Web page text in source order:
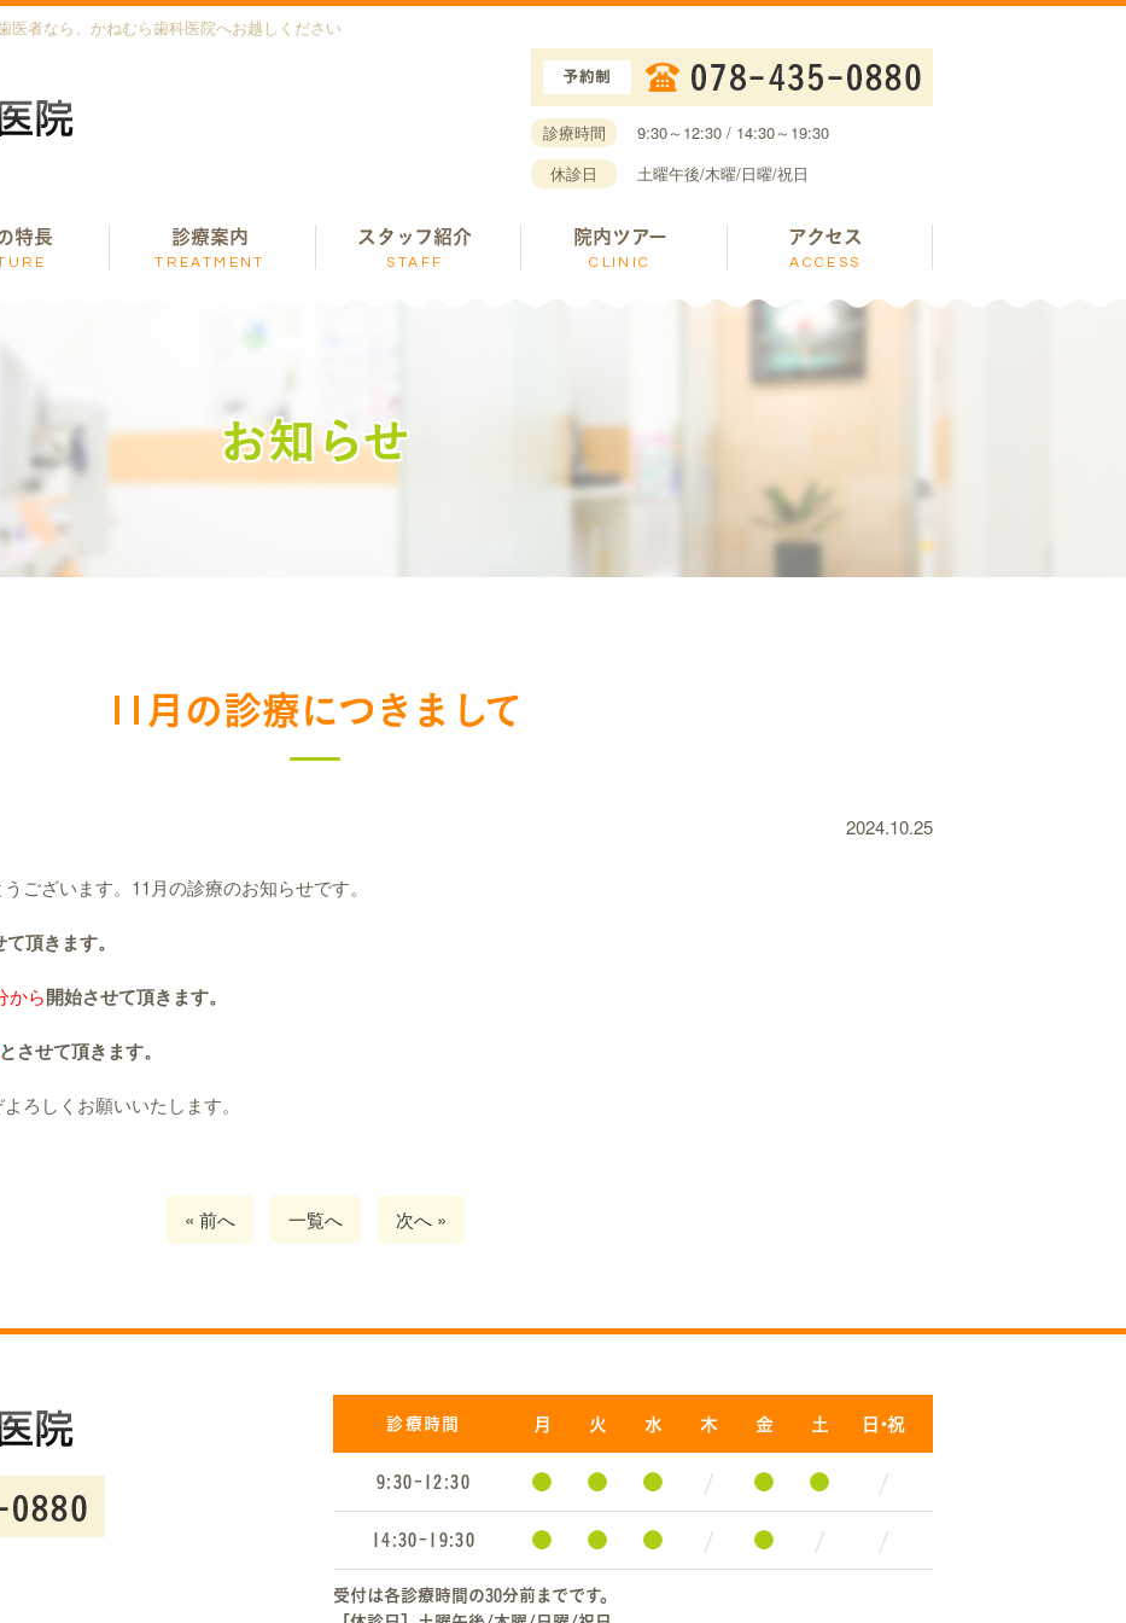
医者なら、かねむら歯科医院へお越しください
診療時間
9:30～12:30 / 14:30～19:30
休診日
土曜午後/木曜/日曜/祝日
特長 診療案内
TREATMENT
スタッフ紹介
STAFF
院内ツアー
CLINIC
アクセス
ACCESS
お知らせ
11月の診療につきまして
2024.10.25
ございます。11月の診療のお知らせです。
頂きます。
から開始させて頂きます。
とさせて頂きます。
ろしくお願いいたします。
« 前へ 一覧へ 次へ »
診療時間 月 火 水 木 金 土 日・祝
9:30-12:30 ● ● ● / ● ● /
14:30-19:30 ● ● ● / ● / /
受付は各診療時間の30分前までです。